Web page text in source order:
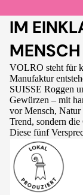
IM
VOLRO steht für
Manufaktur
SUISSE Roggen
Gewürzen – mit
vor Mensch,
Trend, sondern
Diese fünf